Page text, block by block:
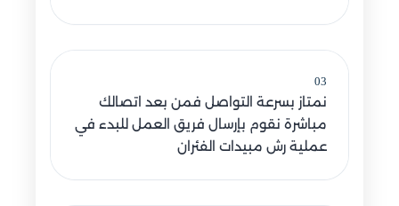
03
نمتاز بسرعة التواصل فمن بعد اتصالك
مباشرة نقوم بإرسال فريق العمل للبدء في
عملية رش مبيدات الفئران